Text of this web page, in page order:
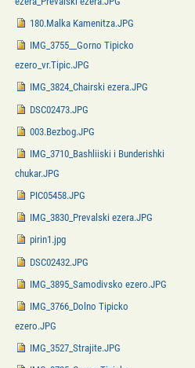
180.Malka Kamenitza.JPG
IMG_3755__Gorno Tipicko
ezero_vr.Tipic.JPG
IMG_3824_Chairski ezera.JPG
DSC02473.JPG
003.Bezbog.JPG
IMG_3710_Bashliiski i Bunderishki
chukar.JPG
PIC05458.JPG
IMG_3830_Prevalski ezera.JPG
pirin1.jpg
DSC02432.JPG
IMG_3895_Samodivsko ezero.JPG
IMG_3766_Dolno Tipicko
ezero.JPG
IMG_3527_Strajite.JPG